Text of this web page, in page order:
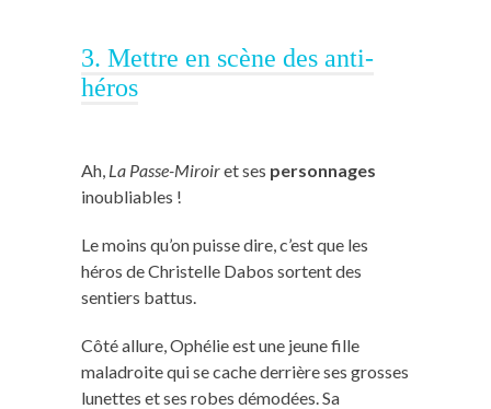
3. Mettre en scène des anti-
héros
Ah, La Passe-Miroiret ses personnages
inoubliables !
Le moins qu’on puisse dire, c’est que les
héros de Christelle Dabos sortent des
sentiers battus.
Côté allure, Ophélie est une jeune fille
maladroite qui se cache derrière ses grosses
lunettes et ses robes démodées. Sa